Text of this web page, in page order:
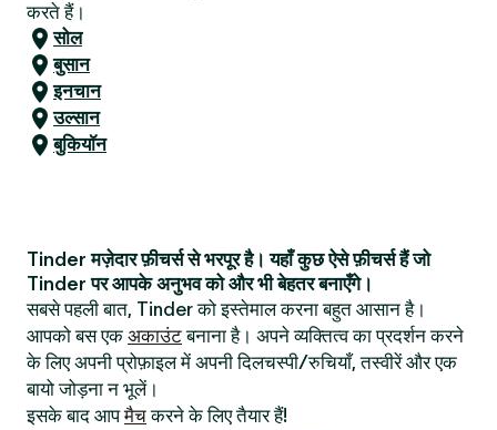
करते हैं।
सोल
बुसान
इनचान
उल्सान
बुकियॉन
Tinder मज़ेदार फ़ीचर्स से भरपूर है। यहाँ कुछ ऐसे फ़ीचर्स हैं जो
Tinder पर आपके अनुभव को और भी बेहतर बनाएँगे।
सबसे पहली बात, Tinder को इस्तेमाल करना बहुत आसान है।
आपको बस एक अकाउंटबनाना है। अपने व्यक्तित्व का प्रदर्शन करने
के लिए अपनी प्रोफ़ाइल में अपनी दिलचस्पी/रुचियाँ, तस्वीरें और एक
बायो जोड़ना न भूलें।
इसके बाद आपमैचकरने के लिए तैयार हैं!